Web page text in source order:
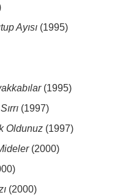
Ayısı (1995)
(1995)
(1997)
Oldunuz (1997)
(2000)
(2000)